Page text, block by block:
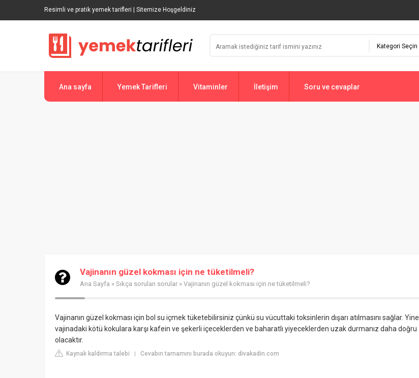
Resimli ve pratik yemek tarifleri | Sitemize Hoşgeldiniz
Ana sayfa Yemek Tarifleri Vitaminler İletişim Soru ve cevaplar
Vajinanın güzel kokması için ne tüketilmeli?
Ana Sayfa » Sıkça sorulan sorular » Vajinanın güzel kokması için ne tüketilmeli?
Vajinanın güzel kokması için bol su içmek tüketebilirsiniz çünkü su vücuttaki toksinlerin dışarı atılmasını sağlar. Yine
vajinadaki kötü kokulara karşı kafein ve şekerli içeceklerden ve baharatlı yiyeceklerden uzak durmanız daha doğru
olacaktır.
Kaynak kaldırma talebi | Cevabın tamamını burada okuyun: divakadin.com